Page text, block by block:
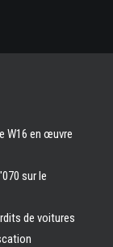
W16 en œuvre
sur le
de voitures